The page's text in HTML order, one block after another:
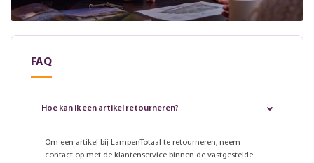
FAQ
Hoe kan ik een artikel retourneren?
Om een artikel bij LampenTotaal te retourneren, neem
contact op met de klantenservice binnen de vastgestelde